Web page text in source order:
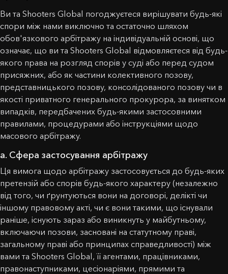
Ви та Shooters Global погоджуєтеся вирішувати будь-які
спори між нами виключно та остаточно шляхом
обов'язкового арбітражу на індивідуальній основі, що
означає, що ви та Shooters Global відмовляєтеся від будь-
якого права на розгляд спорів у суді або перед судом
присяжних, або як частини колективного позову,
представницького позову, консолідованого позову чи в
якості приватного генерального прокурора, за винятком
випадків, передбачених будь-якими застосовними
правилами, процедурами або інструкціями щодо
масового арбітражу.
a. Сфера застосування арбітражу
Ця вимога щодо арбітражу застосовується до будь-яких
претензій або спорів будь-якого характеру (незалежно
від того, чи ґрунтуються вони на договорі, делікті чи
іншому правовому акті, чи є вони такими, що існували
раніше, існують зараз або виникнуть у майбутньому,
включаючи позови, засновані на статутному праві,
загальному праві або принципах справедливості) між
вами та Shooters Global, її агентами, працівниками,
правонаступниками, цесіонаріями, прямими та